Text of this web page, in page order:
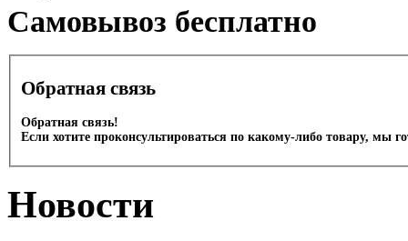
Cамовывоз бесплатно
Обратная связь
Обратная связь!
Если хотите проконсультироваться по какому-либо товару, мы
Новости